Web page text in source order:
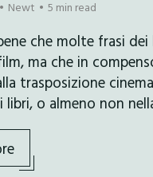
Newt 5 min read
che molte frasi
ma che in
trasposizione
libri, o almeno non